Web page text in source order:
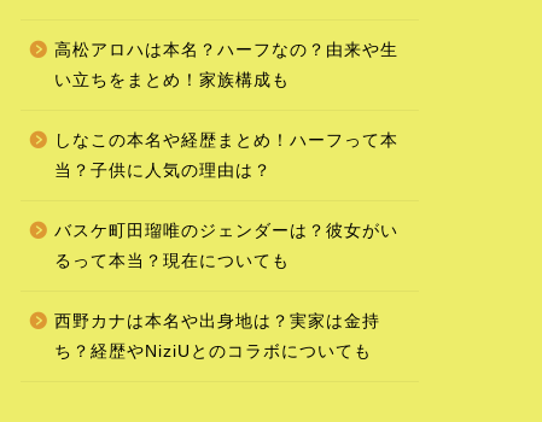
高松アロハは本名？ハーフなの？由来や生
い立ちをまとめ！家族構成も
しなこの本名や経歴まとめ！ハーフって本
当？子供に人気の理由は？
バスケ町田瑠唯のジェンダーは？彼女がい
るって本当？現在についても
西野カナは本名や出身地は？実家は金持
ち？経歴やNiziUとのコラボについても